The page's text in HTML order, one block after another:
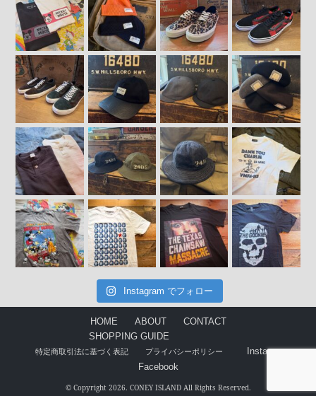
Instagram でフォロー
HOME ABOUT
CONTACT
SHOPPING GUIDE
特定商取引法に基づく表記 プライバシーポリシー
Instagram
Facebook
© Copyright 2026. CONEY ISLAND All Rights Reserved.